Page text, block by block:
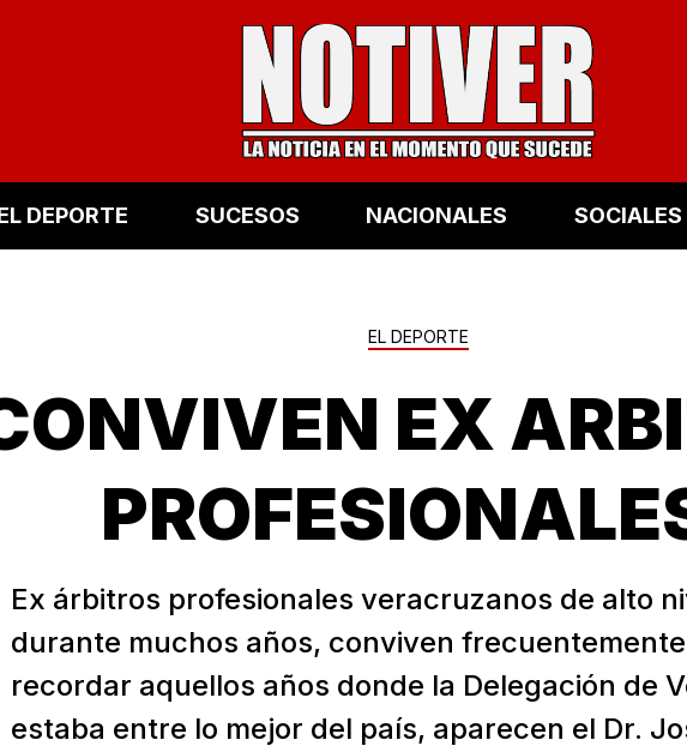
DEPORTE SUCESOS NACIONALES SOCIALES
EL DEPORTE
EX
Ex árbitros profesionales veracruzanos de alto
durante muchos años, conviven
recordar aquellos años donde la Delegación de
estaba entre lo mejor del país, aparecen el Dr.